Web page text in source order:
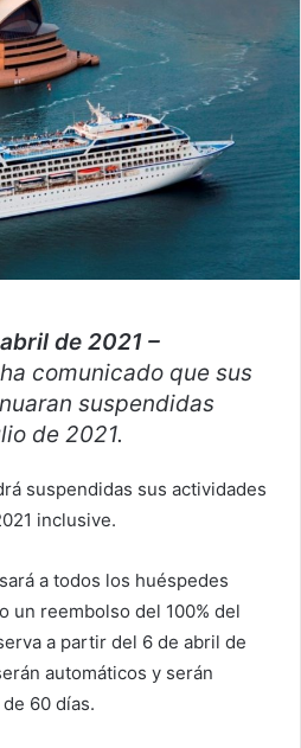
de 2021 –
comunicado que sus
suspendidas
de 2021.
suspendidas sus actividades
inclusive.
a todos los huéspedes
un reembolso del 100% del
a partir del 6 de abril de
automáticos y serán
60 días.